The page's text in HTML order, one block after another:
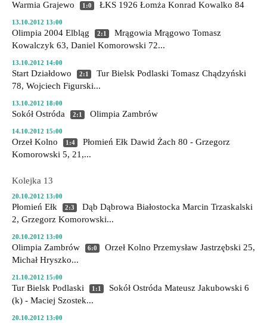
Warmia Grajewo 1:0 ŁKS 1926 Łomża Konrad Kowalko 84
13.10.2012 13:00
Olimpia 2004 Elbląg 2:1 Mrągowia Mrągowo Tomasz
Kowalczyk 63, Daniel Komorowski 72...
13.10.2012 14:00
Start Działdowo 2:1 Tur Bielsk Podlaski Tomasz Chądzyński
78, Wojciech Figurski...
13.10.2012 18:00
Sokół Ostróda 2:1 Olimpia Zambrów
14.10.2012 15:00
Orzeł Kolno 1:4 Płomień Ełk Dawid Żach 80 - Grzegorz
Komorowski 5, 21,...
Kolejka 13
20.10.2012 13:00
Płomień Ełk 2:3 Dąb Dąbrowa Białostocka Marcin Trzaskalski
2, Grzegorz Komorowski...
20.10.2012 13:00
Olimpia Zambrów 6:0 Orzeł Kolno Przemysław Jastrzębski 25,
Michał Hryszko...
21.10.2012 15:00
Tur Bielsk Podlaski 1:1 Sokół Ostróda Mateusz Jakubowski 6
(k) - Maciej Szostek...
20.10.2012 13:00